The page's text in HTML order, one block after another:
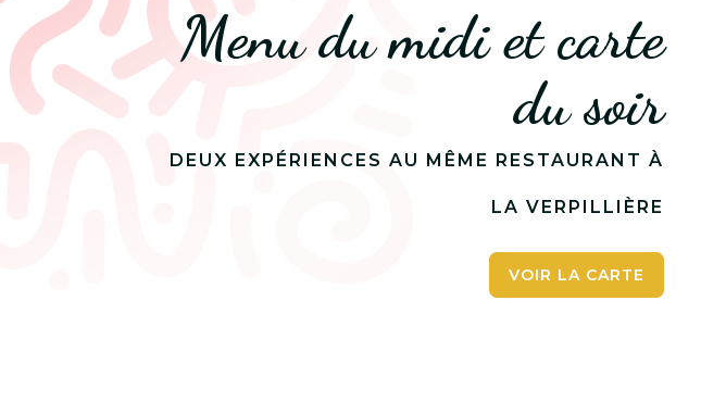
Menu du midi et carte
du soir
DEUX EXPÉRIENCES AU MÊME RESTAURANT À
LA VERPILLIÈRE
VOIR LA CARTE